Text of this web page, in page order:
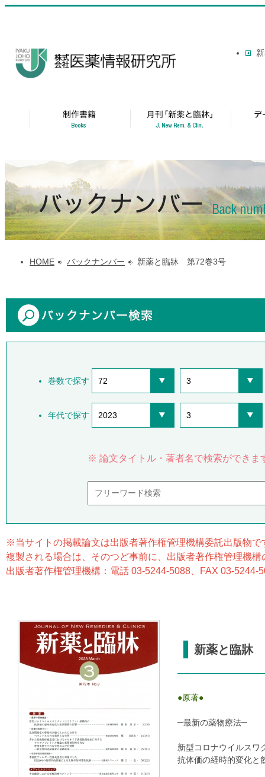
HOME バックナンバー 新薬と臨牀 第72巻3号
巻数で探す 72 3
年代で探す 2023 3
※ 論文タイトル・著者名で検索ができま
※当サイトの掲載論文は出版者著作権管理機構委託出版物
複製される場合は、そのつど事前に、出版者著作権管理機
出版者著作権管理機構：電話 03-5244-5088、FAX 03-5244-
新薬と臨牀
●原著●
─最新の薬物療法─
新型コロナウイルスワ
抗体価の経時的変化